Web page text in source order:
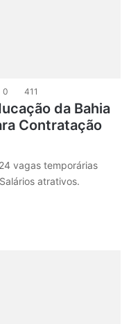
0 411
da Bahia
Contratação
vagas temporárias
atrativos.